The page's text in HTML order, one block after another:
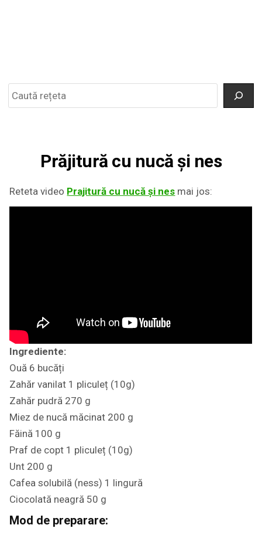
Prăjitură cu nucă și nes
Reteta video Prajitură cu nucă și nes mai jos:
Ingrediente:
Ouă 6 bucăți
Zahăr vanilat 1 pliculeț (10g)
Zahăr pudră 270 g
Miez de nucă măcinat 200 g
Făină 100 g
Praf de copt 1 pliculeț (10g)
Unt 200 g
Cafea solubilă (ness) 1 lingură
Ciocolată neagră 50 g
Mod de preparare: